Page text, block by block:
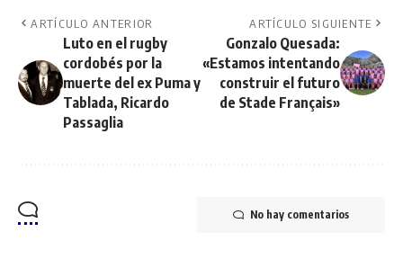
ARTÍCULO ANTERIOR
Luto en el rugby
cordobés por la
muerte del ex Puma y
Tablada, Ricardo
Passaglia
ARTÍCULO SIGUIENTE
Gonzalo Quesada:
«Estamos intentando
construir el futuro
de Stade Français»
No hay comentarios